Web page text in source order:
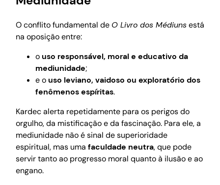
O conflito fundamental de O Livro dos Médiunsestá
na oposição entre:
ouso responsável, moral e educativo da
mediunidade;
e ouso leviano, vaidoso ou exploratório dos
fenômenos espíritas.
Kardec alerta repetidamente para os perigos do
orgulho, da mistificação e da fascinação. Para ele, a
mediunidade não é sinal de superioridade
espiritual, mas uma faculdade neutra, que pode
servir tanto ao progresso moral quanto à ilusão e ao
engano.